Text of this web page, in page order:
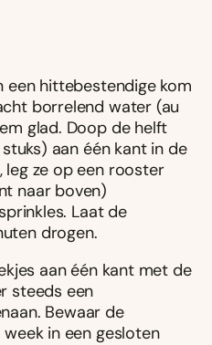
een hittebestendige kom
borrelend water (au
glad. Doop de helft
aan één kant in de
ze op een rooster
naar boven)
Laat de
drogen.
aan één kant met de
steeds een
Bewaar de
in een gesloten